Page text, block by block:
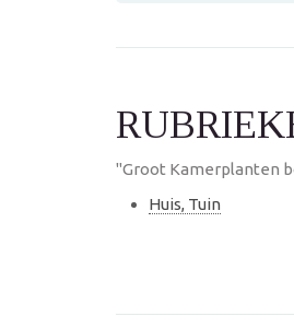
"Groot Kamerplanten
Huis, Tuin